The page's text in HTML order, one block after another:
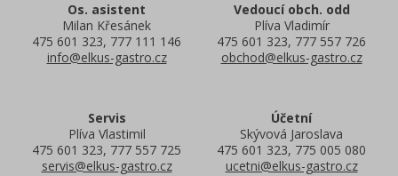
Os. asistent
Milan Křesánek
475 601 323, 777 111 146
info@elkus-gastro.cz
Vedoucí obch. odd
Plíva Vladimír
475 601 323, 777 557 726
obchod@elkus-gastro.cz
Servis
Plíva Vlastimil
475 601 323, 777 557 725
servis@elkus-gastro.cz
Účetní
Skývová Jaroslava
475 601 323, 775 005 080
ucetni@elkus-gastro.cz